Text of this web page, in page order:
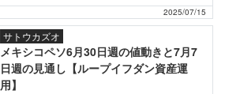
2025/07/15
サトウカズオ
メキシコペソ6月30日週の値動きと7月7
日週の見通し【ループイフダン資産運
用】